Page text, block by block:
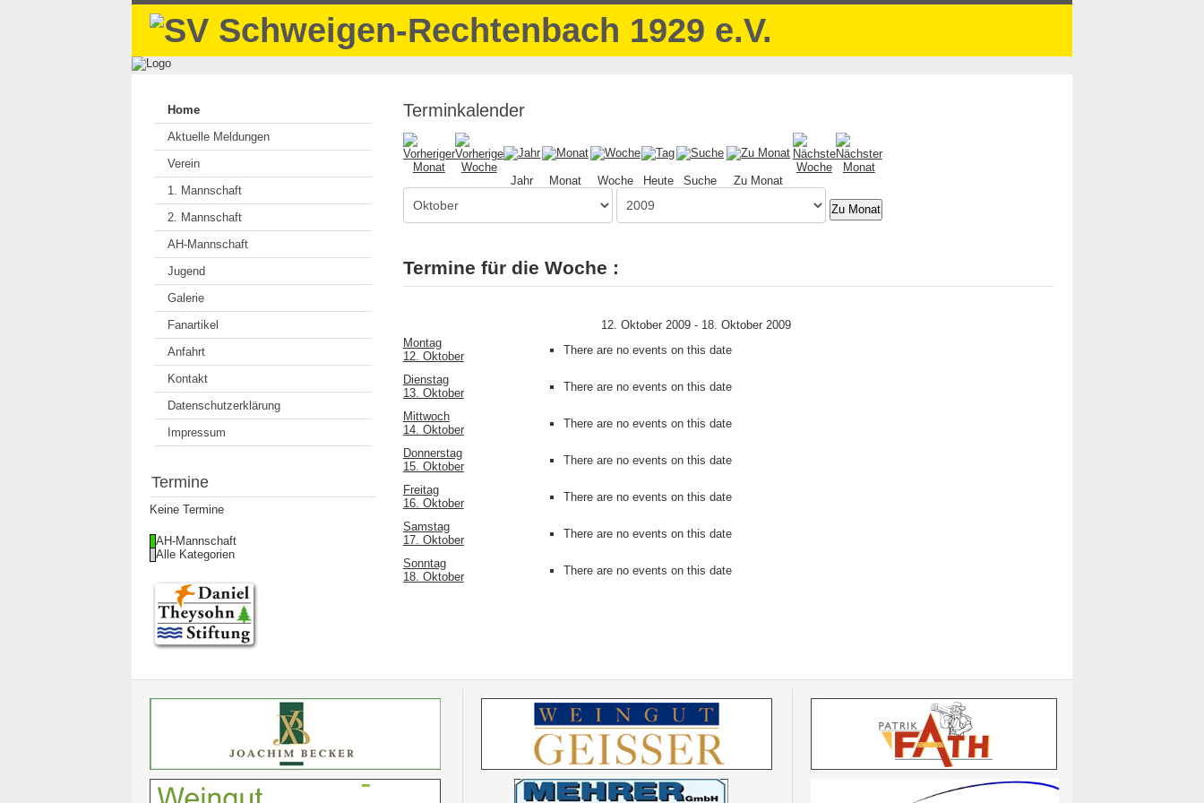
Home
Aktuelle Meldungen
Verein
1. Mannschaft
2. Mannschaft
AH-Mannschaft
Jugend
Galerie
Fanartikel
Anfahrt
Kontakt
Datenschutzerklärung
Impressum
Termine
Keine Termine
AH-Mannschaft
Alle Kategorien
Terminkalender
Jahr Monat Woche Heute Suche Zu Monat
Zu Monat
Termine für die Woche :
12. Oktober 2009 - 18. Oktober 2009
Montag
12. Oktober
There are no events on this date
Dienstag
13. Oktober
There are no events on this date
Mittwoch
14. Oktober
There are no events on this date
Donnerstag
15. Oktober
There are no events on this date
Freitag
16. Oktober
There are no events on this date
Samstag
17. Oktober
There are no events on this date
Sonntag
18. Oktober
There are no events on this date